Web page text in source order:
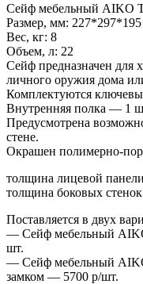
Сейф мебельный AIKO
Размер, мм: 227*297*195
Вес, кг: 8
Объем, л: 22
Сейф предназначен для
личного оружия дома
Комплектуются
Внутренняя полка — 1
Предусмотрена
стене.
Окрашен полимерно-
толщина лицевой
толщина боковых
Поставляется в двух
— Сейф мебельный
шт.
— Сейф мебельный
замком — 5700 р/шт.